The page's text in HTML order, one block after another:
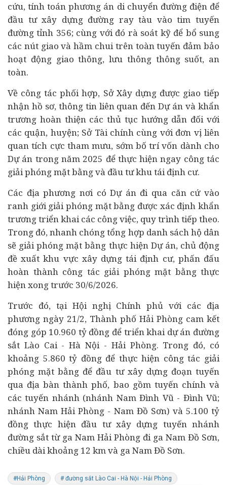
cứu, tính toán phương án di chuyển đường điện để
đầu tư xây dựng đường ray tàu vào tim tuyến
đường tỉnh 356; cùng với đó rà soát kỹ để bổ sung
các nút giao và hầm chui trên toàn tuyến đảm bảo
hoạt động giao thông, lưu thông thông suốt, an
toàn.
Về công tác phối hợp, Sở Xây dựng được giao tiếp
nhận hồ sơ, thông tin liên quan đến Dự án và khẩn
trương hoàn thiện các thủ tục hướng dẫn đối với
các quận, huyện; Sở Tài chính cùng với đơn vị liên
quan tích cực tham mưu, sớm bố trí vốn dành cho
Dự án trong năm 2025 để thực hiện ngay công tác
giải phóng mặt bằng và đầu tư khu tái định cư.
Các địa phương nơi có Dự án đi qua căn cứ vào
ranh giới giải phóng mặt bằng được xác định khẩn
trương triển khai các công việc, quy trình tiếp theo.
Trong đó, nhanh chóng tổng hợp danh sách hộ dân
sẽ giải phóng mặt bằng thực hiện Dự án, chủ động
đề xuất khu vực xây dựng tái định cư, phấn đấu
hoàn thành công tác giải phóng mặt bằng thực
hiện xong trước 30/6/2026.
Trước đó, tại Hội nghị Chính phủ với các địa
phương ngày 21/2, Thành phố Hải Phòng cam kết
đóng góp 10.960 tỷ đồng để triển khai dự án đường
sắt Lào Cai - Hà Nội - Hải Phòng. Trong đó, có
khoảng 5.860 tỷ đồng để thực hiện công tác giải
phóng mặt bằng để đầu tư xây dựng đoạn tuyến
qua địa bàn thành phố, bao gồm tuyến chính và
các tuyến nhánh (nhánh Nam Đình Vũ - Đình Vũ;
nhánh Nam Hải Phòng - Nam Đồ Sơn) và 5.100 tỷ
đồng thực hiện đầu tư xây dựng tuyến nhánh
đường sắt từ ga Nam Hải Phòng đi ga Nam Đồ Sơn,
chiều dài khoảng 12 km và ga Nam Đồ Sơn.
#Hải Phòng # đường sắt Lào Cai - Hà Nội - Hải Phòng